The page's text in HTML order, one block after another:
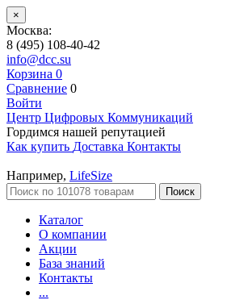
×
Москва:
8 (495) 108-40-42
info@dcc.su
Корзина 0
Сравнение 0
Войти
Центр Цифровых Коммуникаций
Гордимся нашей репутацией
Как купить Доставка Контакты
Например, LifeSize
Поиск
Каталог
О компании
Акции
База знаний
Контакты
...